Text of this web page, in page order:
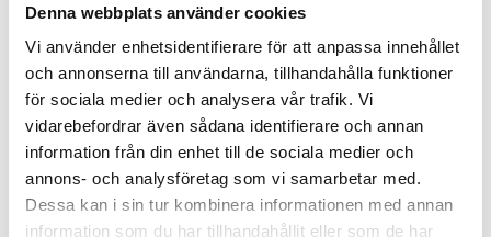
Denna webbplats använder cookies
Vi använder enhetsidentifierare för att anpassa innehållet
och annonserna till användarna, tillhandahålla funktioner
för sociala medier och analysera vår trafik. Vi
vidarebefordrar även sådana identifierare och annan
information från din enhet till de sociala medier och
annons- och analysföretag som vi samarbetar med.
Dessa kan i sin tur kombinera informationen med annan
information som du har tillhandahållit eller som de har
2-PAR STÖDSTRUMPOR,
GRÅ/SVART
200,00kr
Elastiskt stödstrumpa som har ett successivt
avtagande tryck som stimulerar blodcirkulationen
och förebygger trötta och svullna ben. Strumpan har